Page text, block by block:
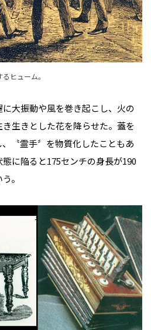
ヒューム。
大振動や風を巻き起こし、火の
生きとした花を降らせた。蓋を
〝霊手〞を物質化したこともあ
に陥ると175センチの身長が190
。